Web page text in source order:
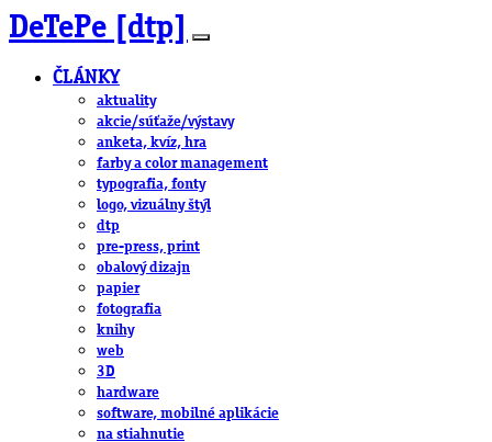
DeTePe [dtp]
ČLÁNKY
aktuality
akcie/súťaže/výstavy
anketa, kvíz, hra
farby a color management
typografia, fonty
logo, vizuálny štýl
dtp
pre-press, print
obalový dizajn
papier
fotografia
knihy
web
3D
hardware
software, mobilné aplikácie
na stiahnutie